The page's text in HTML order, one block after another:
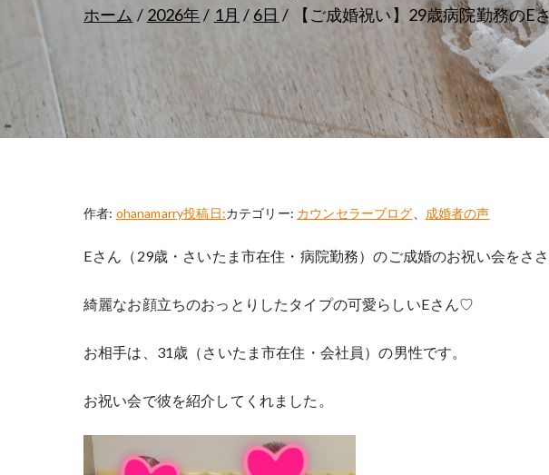
ホーム 2026年 1月 6日 【ご成婚祝い】29歳病院勤務の
作者: ohanamarry投稿日:カテゴリー: カウンセラーブログ 成婚者の声
Eさん（29歳・さいたま市在住・病院勤務）のご成婚のお祝い会をさ
綺麗なお顔立ちのおっとりしたタイプの可愛らしいEさん♡
お相手は、31歳（さいたま市在住・会社員）の男性です。
お祝い会で彼を紹介してくれました。